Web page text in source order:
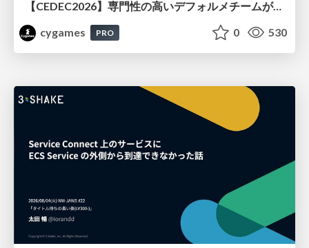
【CEDEC2026】専門性の高いデフォルメチームが挑んだ人材育成戦略 〜Cygames Academiaの企画から実施まで〜
cygames
PRO 0 530